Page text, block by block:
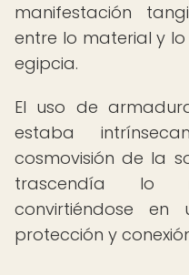
manifestación
entre lo material y
egipcia.
El uso de
estaba
cosmovisión de la
trascendía lo
convirtiéndose
protección y